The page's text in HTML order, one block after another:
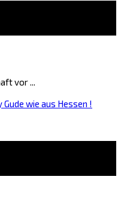
vor ...
Gude wie aus Hessen !